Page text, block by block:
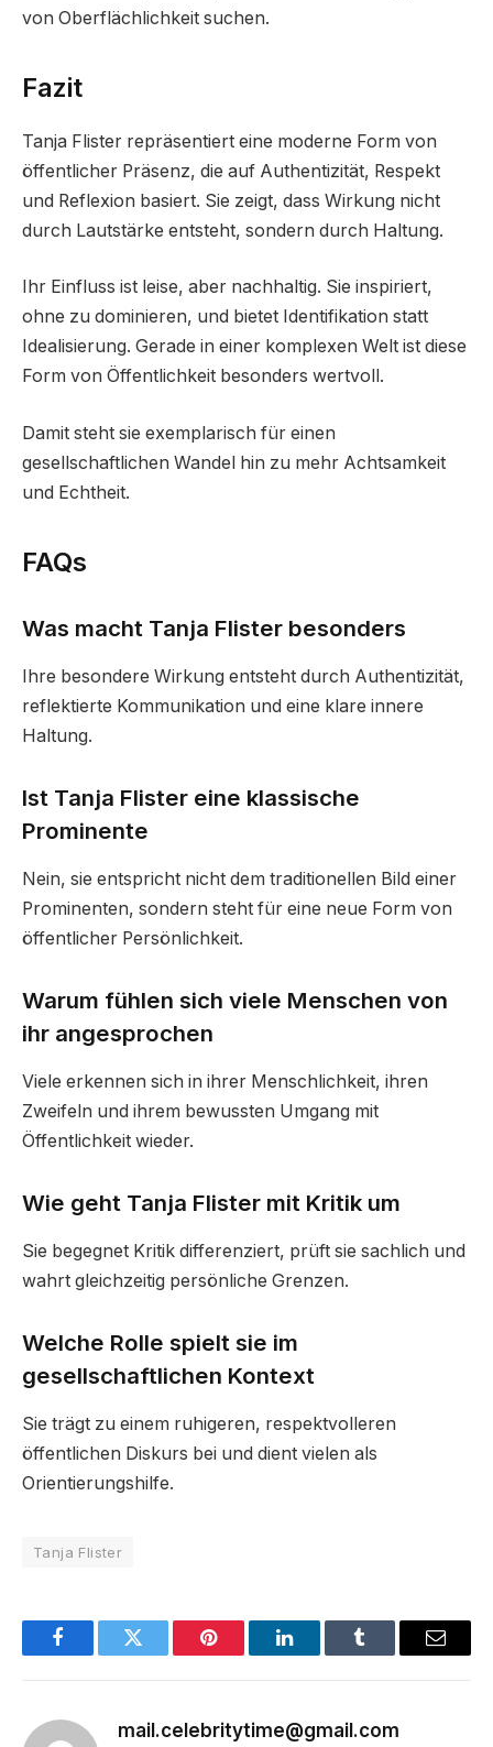
von Oberflächlichkeit suchen.
Fazit
Tanja Flister repräsentiert eine moderne Form von
öffentlicher Präsenz, die auf Authentizität, Respekt
und Reflexion basiert. Sie zeigt, dass Wirkung nicht
durch Lautstärke entsteht, sondern durch Haltung.
Ihr Einfluss ist leise, aber nachhaltig. Sie inspiriert,
ohne zu dominieren, und bietet Identifikation statt
Idealisierung. Gerade in einer komplexen Welt ist diese
Form von Öffentlichkeit besonders wertvoll.
Damit steht sie exemplarisch für einen
gesellschaftlichen Wandel hin zu mehr Achtsamkeit
und Echtheit.
FAQs
Was macht Tanja Flister besonders
Ihre besondere Wirkung entsteht durch Authentizität,
reflektierte Kommunikation und eine klare innere
Haltung.
Ist Tanja Flister eine klassische
Prominente
Nein, sie entspricht nicht dem traditionellen Bild einer
Prominenten, sondern steht für eine neue Form von
öffentlicher Persönlichkeit.
Warum fühlen sich viele Menschen von
ihr angesprochen
Viele erkennen sich in ihrer Menschlichkeit, ihren
Zweifeln und ihrem bewussten Umgang mit
Öffentlichkeit wieder.
Wie geht Tanja Flister mit Kritik um
Sie begegnet Kritik differenziert, prüft sie sachlich und
wahrt gleichzeitig persönliche Grenzen.
Welche Rolle spielt sie im
gesellschaftlichen Kontext
Sie trägt zu einem ruhigeren, respektvolleren
öffentlichen Diskurs bei und dient vielen als
Orientierungshilfe.
Tanja Flister
FacebookTwitter Pinterest LinkedInTumblr Email
mail.celebritytime@gmail.com